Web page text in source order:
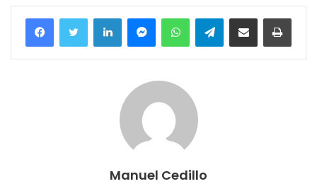
FacebookTwitter LinkedInMessengerWhatsAppTelegramCompartir por correo electrónico
Manuel Cedillo